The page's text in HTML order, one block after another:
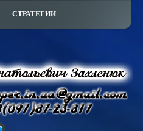
СТРАТЕГИИ